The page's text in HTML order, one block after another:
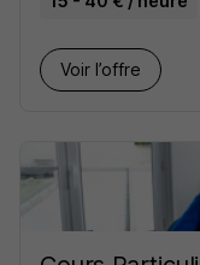
Voir l’offre